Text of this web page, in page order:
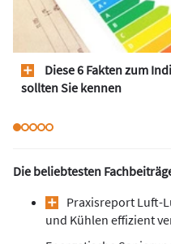
Diese 6 Fakten zum
sollten Sie kennen
Die beliebtesten
Praxisreport Luft-
und Kühlen effizient